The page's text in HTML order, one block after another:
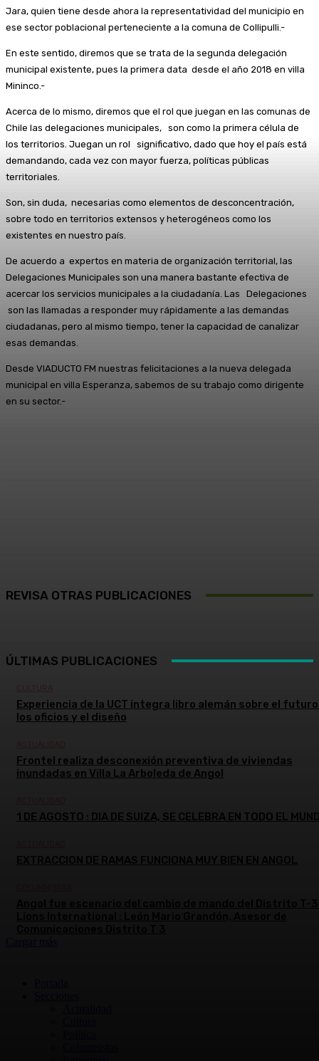
Jara, quien tiene desde ahora la representatividad del municipio en
ese sector poblacional perteneciente a la comuna de Collipulli.-
En este sentido, diremos que se trata de la segunda delegación
municipal existente, pues la primera data desde el año 2018 en villa
Mininco.-
Acerca de lo mismo, diremos que el rol que juegan en las comunas de
Chile las delegaciones municipales, son como la primera célula de
los territorios. Juegan un rol significativo, dado que hoy el país está
demandando, cada vez con mayor fuerza, políticas públicas
territoriales.
Son, sin duda, necesarias como elementos de desconcentración,
sobre todo en territorios extensos y heterogéneos como los
existentes en nuestro país.
De acuerdo a expertos en materia de organización territorial, las
Delegaciones Municipales son una manera bastante efectiva de
acercar los servicios municipales a la ciudadanía. Las Delegaciones
son las llamadas a responder muy rápidamente a las demandas
ciudadanas, pero al mismo tiempo, tener la capacidad de canalizar
esas demandas.
Desde VIADUCTO FM nuestras felicitaciones a la nueva delegada
municipal en villa Esperanza, sabemos de su trabajo como dirigente
en su sector.-
REVISA OTRAS PUBLICACIONES
ÚLTIMAS PUBLICACIONES
CULTURA
Experiencia de la UCT integra libro alemán sobre el
los oficios y el diseño
Frontel realiza desconexión preventiva de viviendas
inundadas en Villa La Arboleda de Angol
1 DE AGOSTO : DIA DE SUIZA, SE CELEBRA EN TODO EL
EXTRACCION DE RAMAS FUNCIONA MUY BIEN EN ANGOL